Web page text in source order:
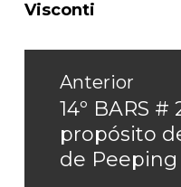
Visconti
Navegación
entradas
Anterior
Entrada
anterior:
14º BARS #
propósito
de Peeping